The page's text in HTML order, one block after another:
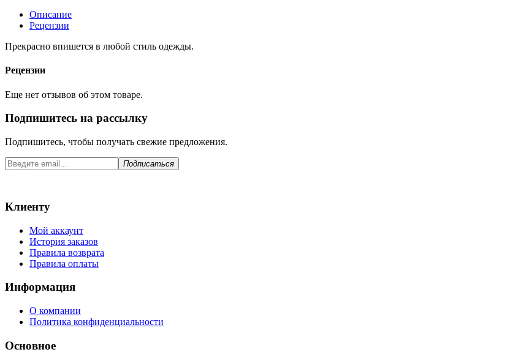
Описание
Рецензии
Прекрасно впишется в любой стиль одежды.
Рецензии
Еще нет отзывов об этом товаре.
Подпишитесь на рассылку
Подпишитесь, чтобы получать свежие предложения.
Подписаться
Клиенту
Мой аккаунт
История заказов
Правила возврата
Правила оплаты
Информация
О компании
Политика конфиденциальности
Основное